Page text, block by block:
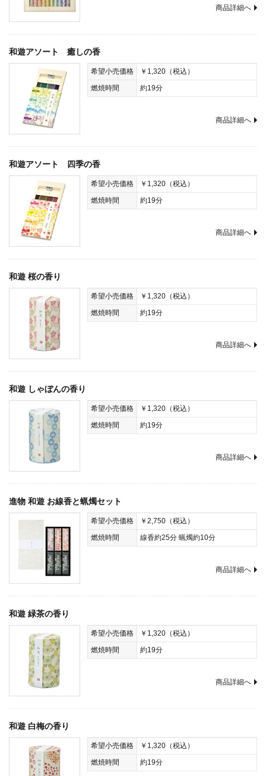
商品詳細へ
和遊アソート 癒しの香
希望小売価格
￥1,320（税込）
燃焼時間
約19分
商品詳細へ
和遊アソート 四季の香
希望小売価格
￥1,320（税込）
燃焼時間
約19分
商品詳細へ
和遊 桜の香り
希望小売価格
￥1,320（税込）
燃焼時間
約19分
商品詳細へ
和遊 しゃぼんの香り
希望小売価格
￥1,320（税込）
燃焼時間
約19分
商品詳細へ
進物 和遊 お線香と蝋燭セット
希望小売価格
￥2,750（税込）
燃焼時間
線香約25分 蝋燭約10分
商品詳細へ
和遊 緑茶の香り
希望小売価格
￥1,320（税込）
燃焼時間
約19分
商品詳細へ
和遊 白梅の香り
希望小売価格
￥1,320（税込）
燃焼時間
約19分